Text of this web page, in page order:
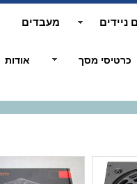
מעבדים
כרטיסי מסך אודות